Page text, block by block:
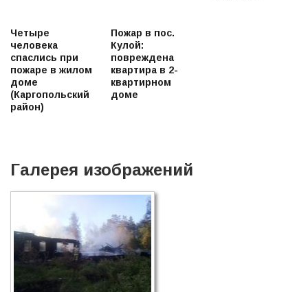
Четыре
человека
спаслись при
пожаре в жилом
доме
(Каргопольский
район)
Пожар в пос.
Кулой:
повреждена
квартира в 2-
квартирном
доме
Галерея изображений